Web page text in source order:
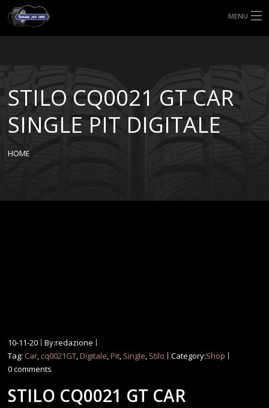
MENU
TIPI DI GOMME
MISURE GOMME
BLOG
STILO CQ0021 GT CAR
SINGLE PIT DIGITALE
HOME
10-11-20
By:redazione
Tag: Car, cq0021GT,Digitale,Pit, Single, Stilo Category:Shop
0 comments
STILO CQ0021 GT CAR